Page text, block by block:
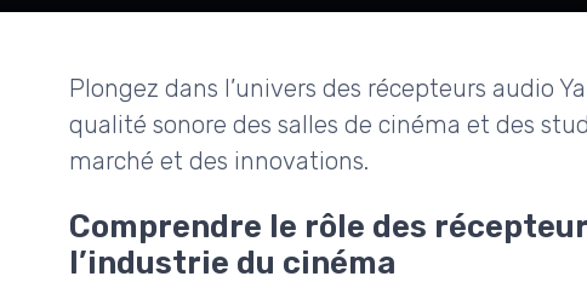
Plongez dans l’univers des récepteurs audio
qualité sonore des salles de cinéma et des
marché et des innovations.
Comprendre le rôle des
l’industrie du cinéma